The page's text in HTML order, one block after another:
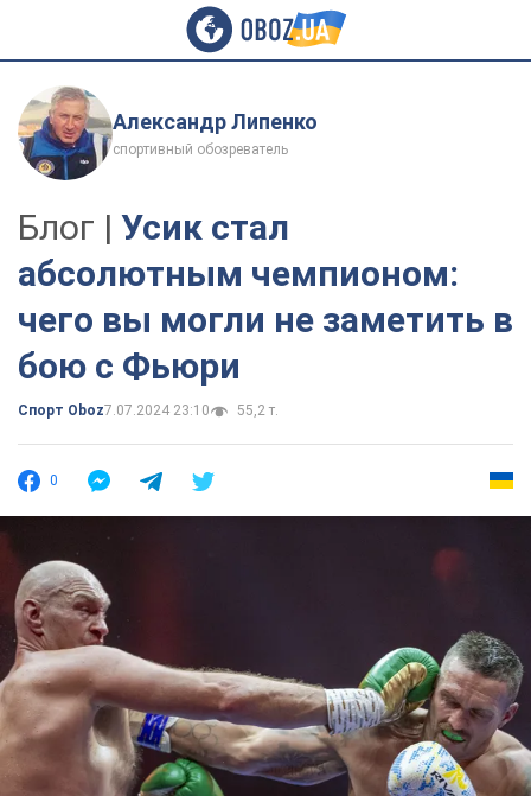
Александр Липенко
спортивный обозреватель
Блог | Усик стал
абсолютным чемпионом:
чего вы могли не заметить в
бою с Фьюри
Спорт Oboz7.07.2024 23:10 55,2 т.
0